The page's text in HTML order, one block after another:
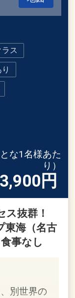
ス
な1名様あた
り）
円
抜群！
東海（名古
事なし
別世界の